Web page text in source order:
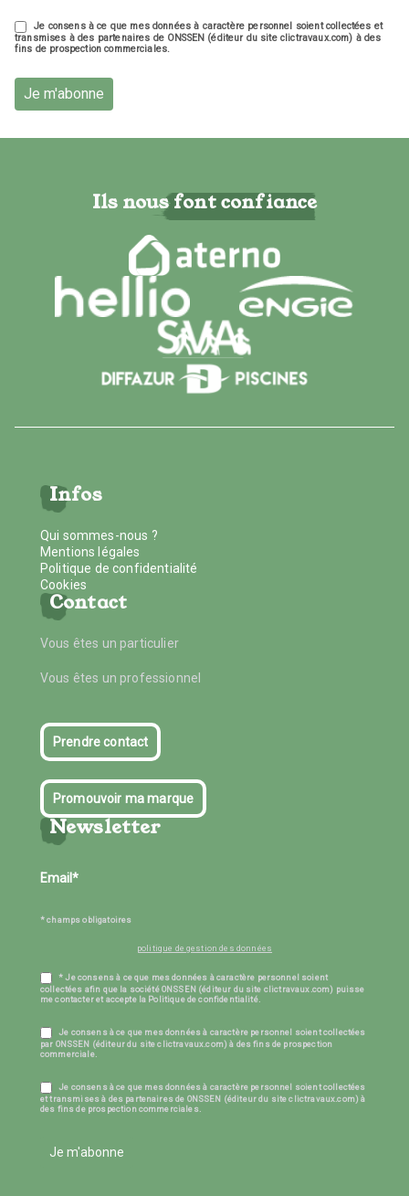
Je consens à ce que mes données à caractère personnel soient collectées et
transmises à des partenaires de ONSSEN (éditeur du site clictravaux.com) à des
fins de prospection commerciales.
Je m'abonne
Ils nous font confiance
Infos
Qui sommes-nous ?
Mentions légales
Politique de confidentialité
Cookies
Contact
Vous êtes un particulier
Vous êtes un professionnel
Prendre contact
Promouvoir ma marque
Newsletter
* champs obligatoires
politique de gestion des données
* Je consens à ce que mes données à caractère personnel soient
collectées afin que la société ONSSEN (éditeur du site clictravaux.com) puisse
me contacter et accepte la Politique de confidentialité.
Je consens à ce que mes données à caractère personnel soient collectées
par ONSSEN (éditeur du site clictravaux.com) à des fins de prospection
commerciale.
Je consens à ce que mes données à caractère personnel soient collectées
et transmises à des partenaires de ONSSEN (éditeur du site clictravaux.com) à
des fins de prospection commerciales.
Je m'abonne